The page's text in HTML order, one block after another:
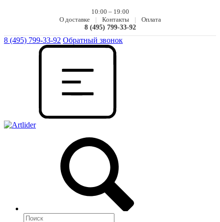
10:00 – 19:00
О доставке
| Контакты |
Оплата
8 (495) 799-33-92
8 (495) 799-33-92 Обратный звонок